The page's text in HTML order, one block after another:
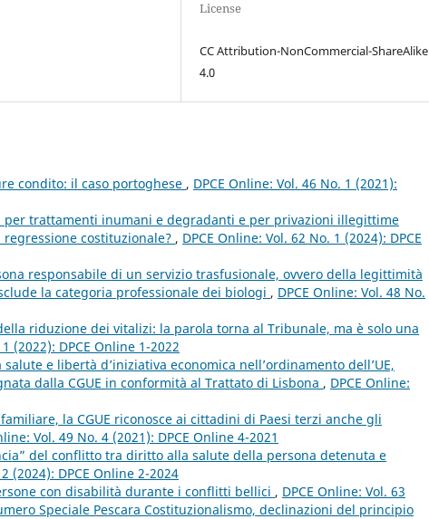
License
CC Attribution-NonCommercial-ShareAlike
4.0
condito: il caso portoghese , DPCE Online: Vol. 46 No. 1 (2021):
per trattamenti inumani e degradanti e per privazioni illegittime
costituzionale? , DPCE Online: Vol. 62 No. 1 (2024): DPCE
responsabile di un servizio trasfusionale, ovvero della legittimità
la categoria professionale dei biologi , DPCE Online: Vol. 48 No.
riduzione dei vitalizi: la parola torna al Tribunale, ma è solo una
(2022): DPCE Online 1-2022
e libertà d’iniziativa economica nell’ordinamento dell’UE,
dalla CGUE in conformità al Trattato di Lisbona , DPCE Online:
la CGUE riconosce ai cittadini di Paesi terzi anche gli
Vol. 49 No. 4 (2021): DPCE Online 4-2021
del conflitto tra diritto alla salute della persona detenuta e
(2024): DPCE Online 2-2024
con disabilità durante i conflitti bellici , DPCE Online: Vol. 63
Speciale Pescara Costituzionalismo, declinazioni del principio